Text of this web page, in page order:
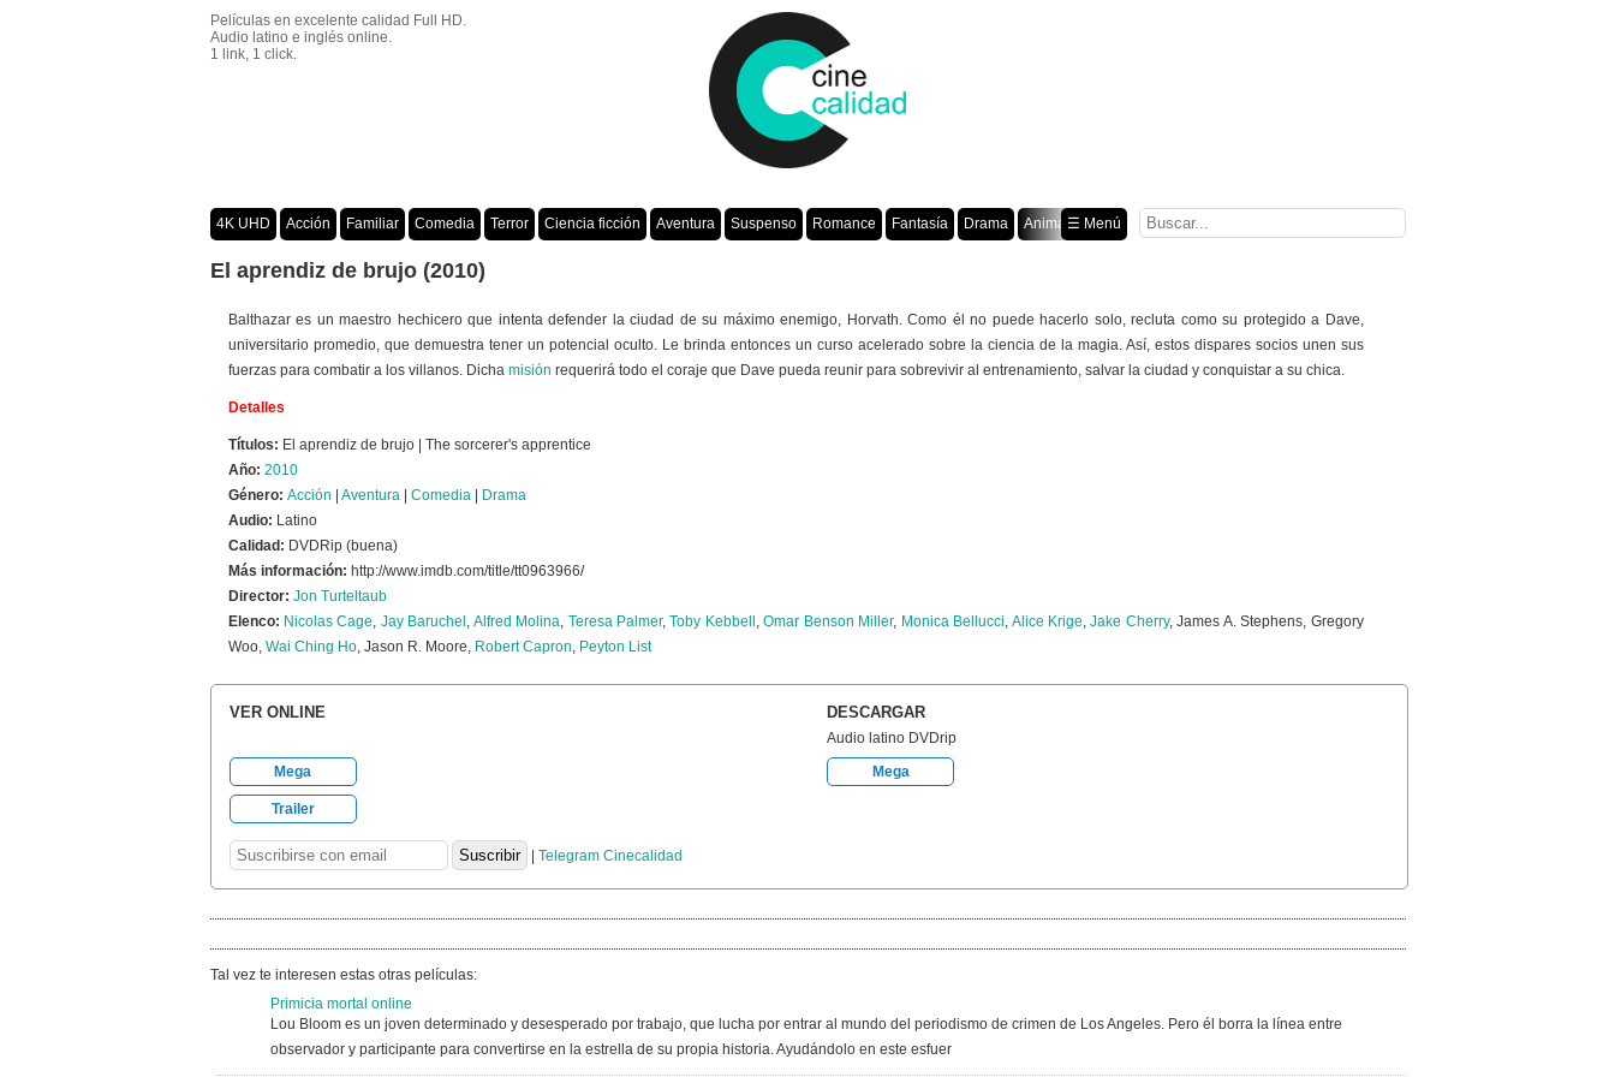
Películas en excelente calidad Full HD.
Audio latino e inglés online.
1 link, 1 click.
4K UHD Acción Familiar Comedia Terror Ciencia ficción Aventura Suspenso Romance Fantasía Drama
Animación☰ Menú
El aprendiz de brujo (2010)
Balthazar es un maestro hechicero que intenta defender la ciudad de su máximo enemigo, Horvath. Como él no puede hacerlo solo, recluta como su protegido a Dave,
universitario promedio, que demuestra tener un potencial oculto. Le brinda entonces un curso acelerado sobre la ciencia de la magia. Así, estos dispares socios unen sus
fuerzas para combatir a los villanos. Dicha misión requerirá todo el coraje que Dave pueda reunir para sobrevivir al entrenamiento, salvar la ciudad y conquistar a su chica.
Detalles
Títulos: El aprendiz de brujo | The sorcerer's apprentice
Año: 2010
Género: Acción Aventura| Comedia|
Drama
Audio: Latino
Calidad: DVDRip (buena)
Más información: http://www.imdb.com/title/tt0963966/
Director: Jon Turteltaub
Elenco: Nicolas Cage, Jay Baruchel , Alfred Molina, Teresa Palmer,Toby Kebbell ,Omar Benson Miller, Monica Bellucci, Alice Krige,Jake Cherry, James A. Stephens, Gregory
Woo, Wai Ching Ho, Jason R. Moore, Robert Capron, Peyton List
VER ONLINE
Mega
Trailer
DESCARGAR
Audio latino DVDrip
Mega
Telegram Cinecalidad
Tal vez te interesen estas otras películas:
Primicia mortal online
Lou Bloom es un joven determinado y desesperado por trabajo, que lucha por entrar al mundo del periodismo de crimen de Los Angeles. Pero él borra la línea entre
observador y participante para convertirse en la estrella de su propia historia. Ayudándolo en este esfuer